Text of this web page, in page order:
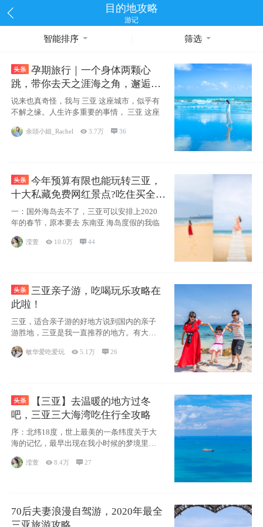
目的地攻略
游记
智能排序 筛选
孕期旅行｜一个身体两颗心
跳，带你去天之涯海之角，邂逅网
红却又安静的三亚
说来也真奇怪，我与 三亚 这座城市，似乎有
不解之缘。人生许多重要的事情， 三亚 这座
余頭小姐_Rachel  3.7万  36
今年预算有限也能玩转三亚，
十大私藏免费网红景点?吃住买全攻
一：国外海岛去不了，三亚可以安排上2020
年的春节，原本要去 东南亚 海岛度假的我临
滢萱  10.0万 44
三亚亲子游，吃喝玩乐攻略在
此啦！
三亚，适合亲子游的好地方说到国内的亲子
游胜地，三亚是我一直推荐的地方。有大
海、有蓝天
敏华爱吃爱玩 5.1万 26
【三亚】去温暖的地方过冬
吧，三亚三大海湾吃住行全攻略
序：北纬18度，世上最美的一条纬度关于大
海的记忆，最早出现在我小时候的梦境里，
滢萱 8.4万 27
70后夫妻浪漫自驾游，2020年最全